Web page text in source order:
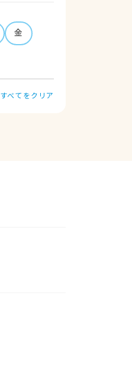
金
すべてをクリア